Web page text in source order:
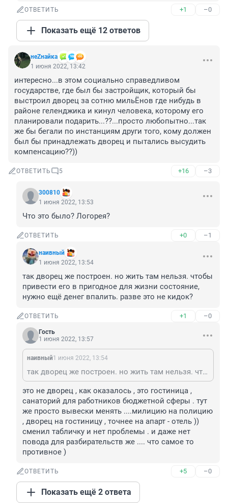
ОТВЕТИТЬ +1 –0
Показать ещё 12 ответов
неZнайка
1 июня 2022, 13:42
интересно...в этом социально справедливом
государстве, где был бы застройщик, который бы
выстроил дворец за сотню мильЁнов где нибудь в
районе геленджика и кинул человека, которому его
планировали подарить...??...просто любопытно...так
же бы бегали по инстанциям други того, кому должен
был бы принадлежать дворец и пытались высудить
компенсацию??))
ОТВЕТИТЬ 5 +16 –3
300810
1 июня 2022, 13:53
Что это было? Логорея?
ОТВЕТИТЬ +0 –1
наивный
1 июня 2022, 13:54
так дворец же построен. но жить там нельзя. чтобы
привести его в пригодное для жизни состояние,
нужно ещё денег впалить. разве это не кидок?
ОТВЕТИТЬ +1 –0
Гость
1 июня 2022, 13:57
наивный1 июня 2022, 13:54
так дворец же построен. но жить там нельзя. чтобы привести его в пригодное для жизни состояние, нужно ещё денег впалить. разве это не кидок?
это не дворец , как оказалось , это гостиница ,
санаторий для работников бюджетной сферы . тут
же просто вывески менять ....милицию на полицию
, дворец на гостиницу , точнее на апарт - отель ))
сменил табличку и нет проблемы . и даже нет
повода для разбирательств же .... что самое то
противное )
ОТВЕТИТЬ +5 –0
Показать ещё 2 ответа